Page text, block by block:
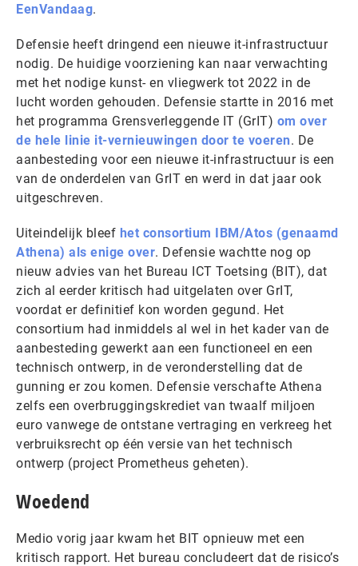
EenVandaag.
Defensie heeft dringend een nieuwe it-infrastructuur
nodig. De huidige voorziening kan naar verwachting
met het nodige kunst- en vliegwerk tot 2022 in de
lucht worden gehouden. Defensie startte in 2016 met
het programma Grensverleggende IT (GrIT) om over
de hele linie it-vernieuwingen door te voeren. De
aanbesteding voor een nieuwe it-infrastructuur is een
van de onderdelen van GrIT en werd in dat jaar ook
uitgeschreven.
Uiteindelijk bleef het consortium IBM/Atos (genaamd
Athena) als enige over. Defensie wachtte nog op
nieuw advies van het Bureau ICT Toetsing (BIT), dat
zich al eerder kritisch had uitgelaten over GrIT,
voordat er definitief kon worden gegund. Het
consortium had inmiddels al wel in het kader van de
aanbesteding gewerkt aan een functioneel en een
technisch ontwerp, in de veronderstelling dat de
gunning er zou komen. Defensie verschafte Athena
zelfs een overbruggingskrediet van twaalf miljoen
euro vanwege de ontstane vertraging en verkreeg het
verbruiksrecht op één versie van het technisch
ontwerp (project Prometheus geheten).
Woedend
Medio vorig jaar kwam het BIT opnieuw met een
kritisch rapport. Het bureau concludeert dat de risico’s